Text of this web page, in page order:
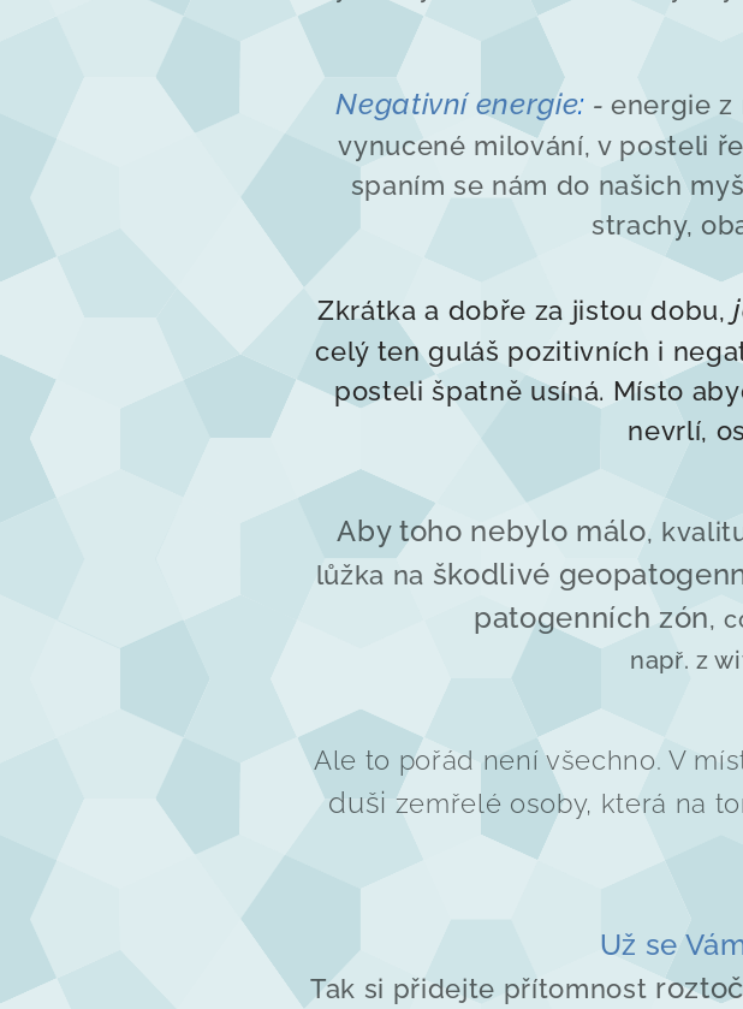
Negativní energie: -energie z
vynucené milování, v posteli
spaním se nám do našich
strachy,
Zkrátka a dobře za jistou dobu,
celý ten guláš pozitivních i
posteli špatně usíná. Místo
nevrlí,
Aby toho nebylo málo,
lůžka na škodlivé
patogenních zón,
např. z
Ale to pořád není všechno. V
duši zemřelé osoby, která na
Už se
Tak si přidejte přítomnost